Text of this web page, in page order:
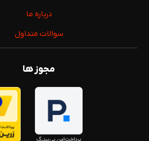
درباره ما
سوالات متداول
مجوز ها